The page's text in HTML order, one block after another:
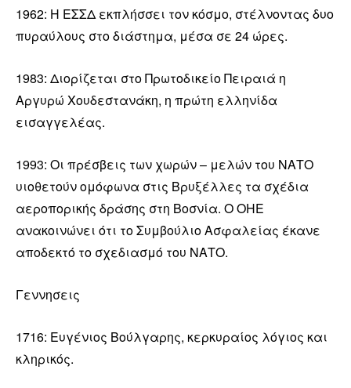
1962: Η ΕΣΣΔ εκπλήσσει τον κόσμο, στέλνοντας δυο
πυραύλους στο διάστημα, μέσα σε 24 ώρες.
1983: Διορίζεται στο Πρωτοδικείο Πειραιά η
Αργυρώ Χουδεστανάκη, η πρώτη ελληνίδα
εισαγγελέας.
1993: Οι πρέσβεις των χωρών – μελών του ΝΑΤΟ
υιοθετούν ομόφωνα στις Βρυξέλλες τα σχέδια
αεροπορικής δράσης στη Βοσνία. Ο ΟΗΕ
ανακοινώνει ότι το Συμβούλιο Ασφαλείας έκανε
αποδεκτό το σχεδιασμό του ΝΑΤΟ.
Γεννησεις
1716: Ευγένιος Βούλγαρης, κερκυραίος λόγιος και
κληρικός.